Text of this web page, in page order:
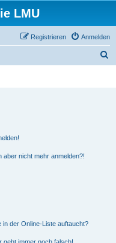
LMU
Anmelden
Registrieren
aber nicht mehr anmelden?!
der Online-Liste auftaucht?